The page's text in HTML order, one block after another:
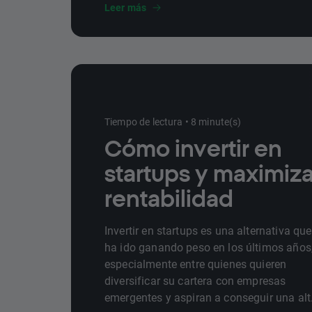
Leer más
Tiempo de lectura • 8 minute(s)
Cómo invertir en
startups y
rentabilidad
Invertir en startups es una alternativa que
ha ido ganando peso en los últimos años,
especialmente entre quienes quieren
diversificar su cartera con empresas
emergentes y aspiran a conseguir una